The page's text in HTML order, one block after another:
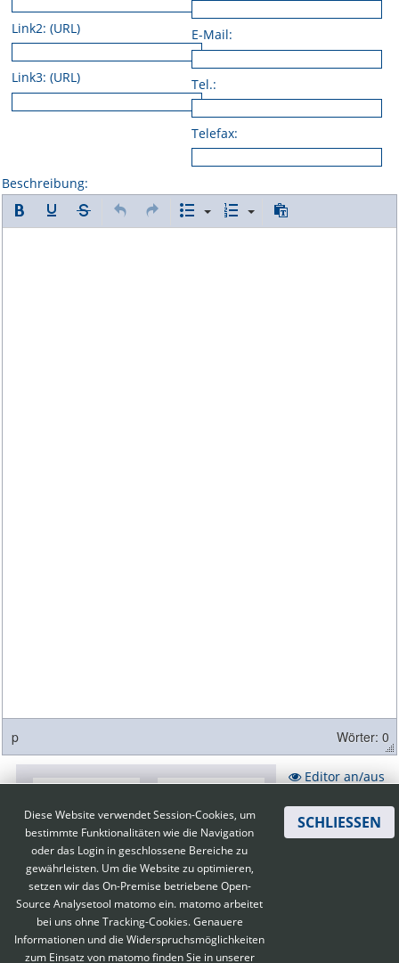
Link2: (URL)
Link3: (URL)
E-Mail:
Tel.:
Telefax:
Beschreibung:
p Wörter: 0
Editor an/aus
Diese Website verwendet Session-Cookies, um
bestimmte Funktionalitäten wie die Navigation
oder das Login in geschlossene Bereiche zu
gewährleisten. Um die Website zu optimieren,
setzen wir das On-Premise betriebene Open-
Source Analysetool matomo ein. matomo arbeitet
bei uns ohne Tracking-Cookies. Genauere
Informationen und die Widerspruchsmöglichkeiten
zum Einsatz von matomo finden Sie in unserer
SCHLIESSEN